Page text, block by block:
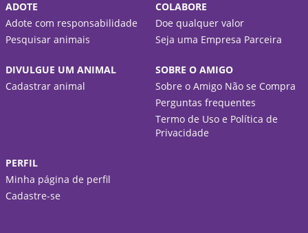
ADOTE
Adote com responsabilidade
Pesquisar animais
COLABORE
Doe qualquer valor
Seja uma Empresa Parceira
DIVULGUE UM ANIMAL
Cadastrar animal
SOBRE O AMIGO
Sobre o Amigo Não se Compra
Perguntas frequentes
Termo de Uso e Política de
Privacidade
PERFIL
Minha página de perfil
Cadastre-se